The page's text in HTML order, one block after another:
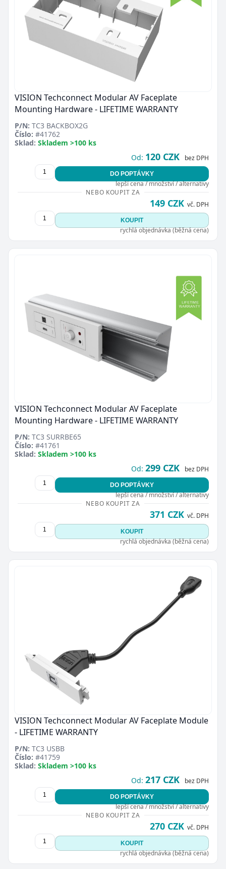
VISION Techconnect Modular AV Faceplate
Mounting Hardware - LIFETIME WARRANTY
P/N: TC3 BACKBOX2G
Číslo: #41762
Sklad: Skladem >100 ks
Od: 120 CZK bez DPH
DO POPTÁVKY
lepší cena / množství / alternativy
NEBO KOUPIT ZA
149 CZK vč. DPH
KOUPIT
rychlá objednávka (běžná cena)
VISION Techconnect Modular AV Faceplate
Mounting Hardware - LIFETIME WARRANTY
P/N: TC3 SURRBE65
Číslo: #41761
Sklad: Skladem >100 ks
Od: 299 CZK bez DPH
DO POPTÁVKY
lepší cena / množství / alternativy
NEBO KOUPIT ZA
371 CZK vč. DPH
KOUPIT
rychlá objednávka (běžná cena)
VISION Techconnect Modular AV Faceplate Module
- LIFETIME WARRANTY
P/N: TC3 USBB
Číslo: #41759
Sklad: Skladem >100 ks
Od: 217 CZK bez DPH
DO POPTÁVKY
lepší cena / množství / alternativy
NEBO KOUPIT ZA
270 CZK vč. DPH
KOUPIT
rychlá objednávka (běžná cena)